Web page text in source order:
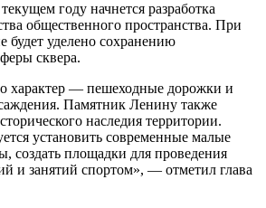
году начнется разработка
общественного пространства. При
будет уделено сохранению
сквера.
характер — пешеходные дорожки и
Памятник Ленину также
наследия территории.
установить современные малые
создать площадки для проведения
и занятий спортом», — отметил глава